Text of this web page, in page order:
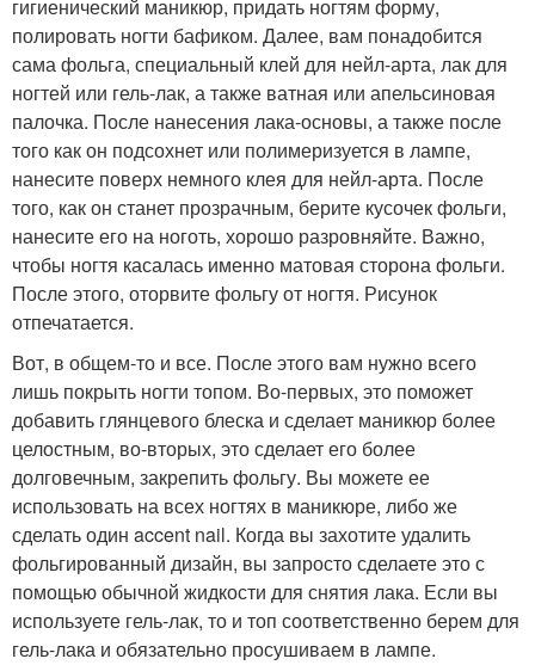
гигиенический маникюр, придать ногтям форму,
полировать ногти бафиком. Далее, вам понадобится
сама фольга, специальный клей для нейл-арта, лак для
ногтей или гель-лак, а также ватная или апельсиновая
палочка. После нанесения лака-основы, а также после
того как он подсохнет или полимеризуется в лампе,
нанесите поверх немного клея для нейл-арта. После
того, как он станет прозрачным, берите кусочек фольги,
нанесите его на ноготь, хорошо разровняйте. Важно,
чтобы ногтя касалась именно матовая сторона фольги.
После этого, оторвите фольгу от ногтя. Рисунок
отпечатается.
Вот, в общем-то и все. После этого вам нужно всего
лишь покрыть ногти топом. Во-первых, это поможет
добавить глянцевого блеска и сделает маникюр более
целостным, во-вторых, это сделает его более
долговечным, закрепить фольгу. Вы можете ее
использовать на всех ногтях в маникюре, либо же
сделать один accent nail. Когда вы захотите удалить
фольгированный дизайн, вы запросто сделаете это с
помощью обычной жидкости для снятия лака. Если вы
используете гель-лак, то и топ соответственно берем для
гель-лака и обязательно просушиваем в лампе.